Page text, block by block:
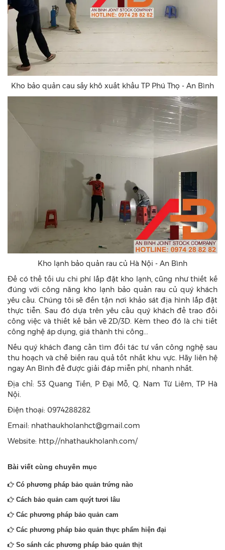
Kho bảo quản cau sấy khô xuất khẩu TP Phú Thọ - An Bình
Kho lạnh bảo quản rau củ Hà Nội - An Bình
Để có thể tối ưu chi phí lắp đặt kho lạnh, cũng như thiết kế
đúng với công năng kho lạnh bảo quản rau củ quý khách
yêu cầu. Chúng tôi sẽ đến tận nơi khảo sát địa hình lắp đặt
thực tiễn. Sau đó dựa trên yêu cầu quý khách để trao đổi
công việc và thiết kế bản vẽ 2D/3D. Kèm theo đó là chi tiết
công nghệ áp dụng, giá thành thi công...
Nếu quý khách đang cần tìm đối tác tư vấn công nghệ sau
thu hoạch và chế biến rau quả tốt nhất khu vực. Hãy liên hệ
ngay An Bình để được giải đáp miễn phí, nhanh nhất.
Địa chỉ: 53 Quang Tiến, P Đại Mỗ, Q. Nam Từ Liêm, TP Hà
Nội.
Điện thoại: 0974288282
Email: nhathaukholanhct@gmail.com
Website: http://nhathaukholanh.com/
Bài viết cùng chuyên mục
Có phương pháp bảo quản trứng nào
Cách bảo quản cam quýt tươi lâu
Các phương pháp bảo quản cam
Các phương pháp bảo quản thực phẩm hiện đại
So sánh các phương pháp bảo quản thịt